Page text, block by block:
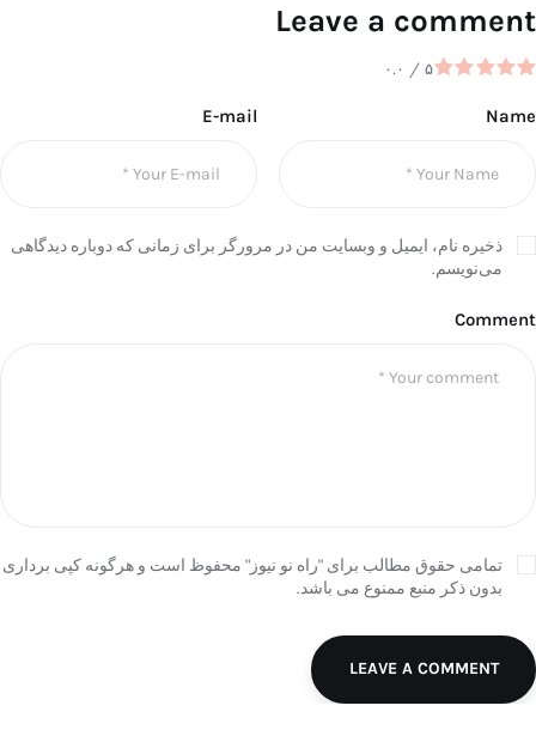
Leave a comment
۰.۰ / ۵
Name
E-mail
ذخیره نام، ایمیل و وبسایت من در مرورگر برای زمانی که دوباره دیدگاهی
می‌نویسم.
Comment
تمامی حقوق مطالب برای "راه نو نیوز" محفوظ است و هرگونه کپی برداری
بدون ذکر منبع ممنوع می باشد.
LEAVE A COMMENT